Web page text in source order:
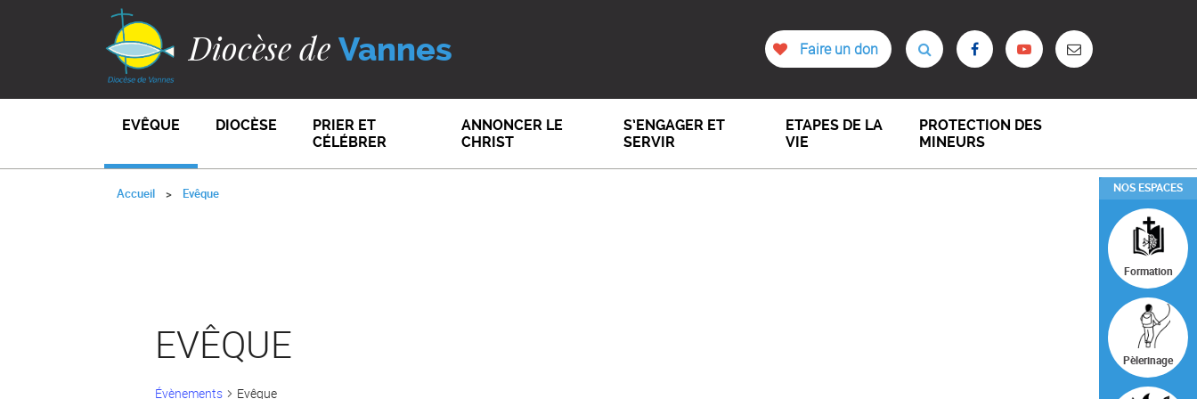
Diocèse de Vannes Faire un don
EVÊQUE DIOCÈSE
PRIER ET
CÉLÉBRER
ANNONCER LE
CHRIST
S’ENGAGER ET
SERVIR
ETAPES DE LA
VIE
PROTECTION DES
MINEURS
NOS ESPACES
Formation
Pèlerinage
Accueil Evêque
EVÊQUE
Évènements Evêque